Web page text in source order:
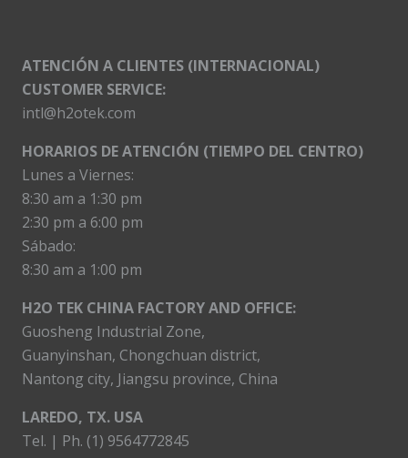
ATENCIÓN A CLIENTES (INTERNACIONAL)
CUSTOMER SERVICE:
intl@h2otek.com
HORARIOS DE ATENCIÓN (TIEMPO DEL CENTRO)
Lunes a Viernes:
8:30 am a 1:30 pm
2:30 pm a 6:00 pm
Sábado:
8:30 am a 1:00 pm
H2O TEK CHINA FACTORY AND OFFICE:
Guosheng Industrial Zone,
Guanyinshan, Chongchuan district,
Nantong city, Jiangsu province, China
LAREDO, TX. USA
Tel. | Ph. (1) 9564772845